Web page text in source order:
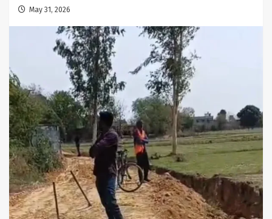
May 31, 2026